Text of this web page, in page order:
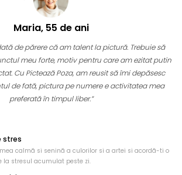
Maria, 55 de ani
de părere că am talent la pictură. Trebuie să
meu forte, motiv pentru care am ezitat putin
Cu Pictează Poza, am reusit să îmi depăsesc
de fată, pictura pe numere e activitatea mea
preferată în timpul liber.”
stres
calmă si senină a culorilor si a artei si acordă-ti o
la stresul acumulat peste zi.